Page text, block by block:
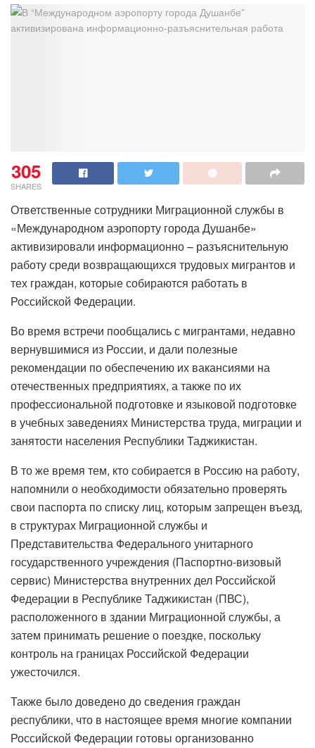
305
SHARES
Ответственные сотрудники Миграционной службы в
«Международном аэропорту города Душанбе»
активизировали информационно – разъяснительную
работу среди возвращающихся трудовых мигрантов и
тех граждан, которые собираются работать в
Российской Федерации.
Во время встречи пообщались с мигрантами, недавно
вернувшимися из России, и дали полезные
рекомендации по обеспечению их вакансиями на
отечественных предприятиях, а также по их
профессиональной подготовке и языковой подготовке
в учебных заведениях Министерства труда, миграции и
занятости населения Республики Таджикистан.
В то же время тем, кто собирается в Россию на работу,
напомнили о необходимости обязательно проверять
свои паспорта по списку лиц, которым запрещен въезд,
в структурах Миграционной службы и
Представительства Федерального унитарного
государственного учреждения (Паспортно-визовый
сервис) Министерства внутренних дел Российской
Федерации в Республике Таджикистан (ПВС),
расположенного в здании Миграционной службы, а
затем принимать решение о поездке, поскольку
контроль на границах Российской Федерации
ужесточился.
Также было доведено до сведения граждан
республики, что в настоящее время многие компании
Российской Федерации готовы организованно